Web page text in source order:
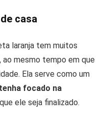
casa
laranja tem muitos
, ao mesmo tempo em que
Ela serve como um
focado na
ele seja finalizado.